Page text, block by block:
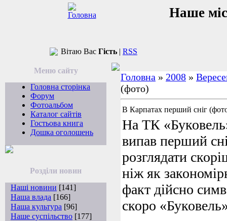
Наше
Вітаю Вас Гість | RSS
Меню сайту
Головна сторінка
Форум
Фотоальбом
Каталог сайтів
Гостьова книга
Дошка оголошень
Розділи новин
Наші новини [141]
Наша влада [166]
Наша культура [96]
Наше суспільство [177]
Головна » 2008 »
(фото)
В Карпатах перший сніг
На ТК
випав перший
розглядати
ніж як
факт дійсно
скоро